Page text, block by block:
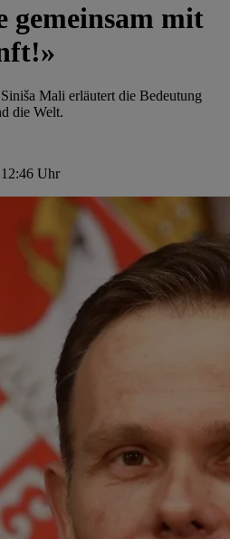
gemeinsam mit
Mali erläutert die Bedeutung
die Welt.
Uhr